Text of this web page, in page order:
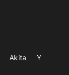
Akita
Y